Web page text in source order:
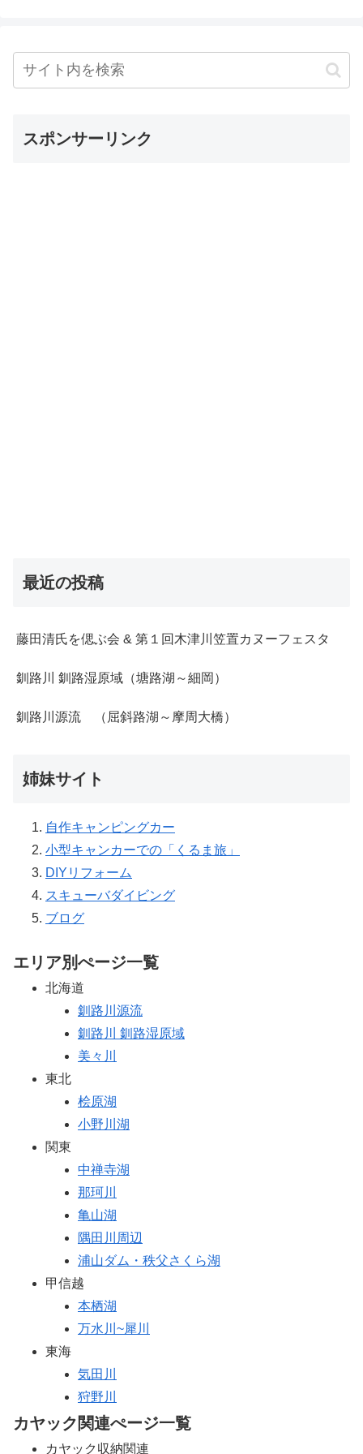
スポンサーリンク
最近の投稿
藤田清氏を偲ぶ会 & 第１回木津川笠置カヌーフェスタ
釧路川 釧路湿原域（塘路湖～細岡）
釧路川源流 （屈斜路湖～摩周大橋）
姉妹サイト
自作キャンピングカー
小型キャンカーでの「くるま旅」
DIYリフォーム
スキューバダイビング
ブログ
エリア別ぺージ一覧
北海道
釧路川源流
釧路川 釧路湿原域
美々川
東北
桧原湖
小野川湖
関東
中禅寺湖
那珂川
亀山湖
隅田川周辺
浦山ダム・秩父さくら湖
甲信越
本栖湖
万水川~犀川
東海
気田川
狩野川
カヤック関連ぺージ一覧
カヤック収納関連